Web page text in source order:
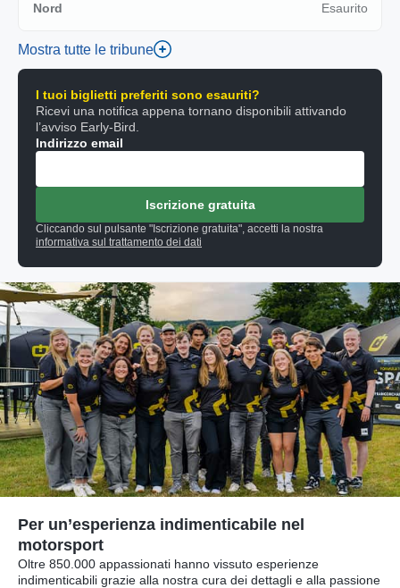
Nord Esaurito
Mostra tutte le tribune
I tuoi biglietti preferiti sono esauriti?
Ricevi una notifica appena tornano disponibili attivando
l’avviso Early-Bird.
Indirizzo email
Iscrizione gratuita
Cliccando sul pulsante "Iscrizione gratuita", accetti la nostra
informativa sul trattamento dei dati
Per un’esperienza indimenticabile nel
motorsport
Oltre 850.000 appassionati hanno vissuto esperienze
indimenticabili grazie alla nostra cura dei dettagli e alla passione